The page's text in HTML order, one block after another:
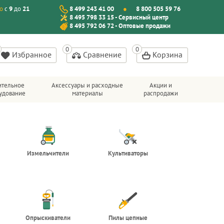
с9до 21 8 499 243 41 00
8 800 505 59 76
8 495 798 33 15 - Сервисный центр
8 495 792 06 72 - Оптовые продажи
Избранное Сравнение Корзина
Аксессуары и расходные
материалы
Акции и
распродажи
Измельчители Культиваторы
Опрыскиватели Пилы цепные